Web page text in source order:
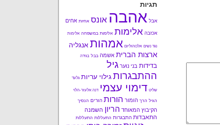
תגיות
אבל אהבה אונס אחיות אחים
אכזבה אלימות אלימות במשפחה אלימות
נגד נשים אלכוהוליזם אמהותאנגליה
ארצות הברית אשמה בבל בגידה
בדידות בני נוער גיל
ההתבגרות גילוי עריות גלעד
שליט דימוי עצמי דנה אלעזר-הלוי
הגיל הרך הומור הורות הורים הנסיך
הקיבוץ המאוחד הריון השמנה
התאבדות התבגרות התעללות התעללות